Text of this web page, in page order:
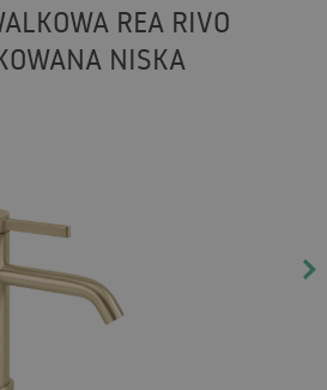
REA RIVO
NISKA